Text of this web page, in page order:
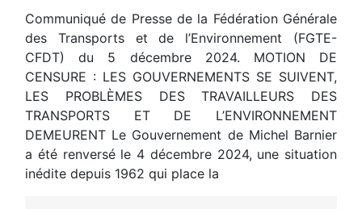
Communiqué de Presse de la Fédération Générale
des Transports et de l’Environnement (FGTE-
CFDT) du 5 décembre 2024. MOTION DE
CENSURE : LES GOUVERNEMENTS SE SUIVENT,
LES PROBLÈMES DES TRAVAILLEURS DES
TRANSPORTS ET DE L’ENVIRONNEMENT
DEMEURENT Le Gouvernement de Michel Barnier
a été renversé le 4 décembre 2024, une situation
inédite depuis 1962 qui place la